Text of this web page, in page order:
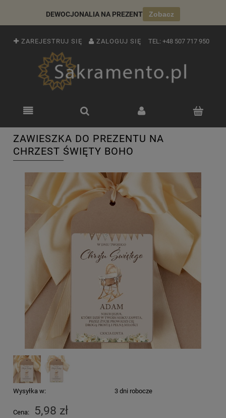
DEWOCJONALIA NA PREZENT Zobacz
ZAREJESTRUJ SIĘ ZALOGUJ SIĘ TEL: +48 507 717 950
ZAWIESZKA DO PREZENTU NA
CHRZEST ŚWIĘTY BOHO
Wysyłka w: 3 dni robocze
Cena: 5,98 zł